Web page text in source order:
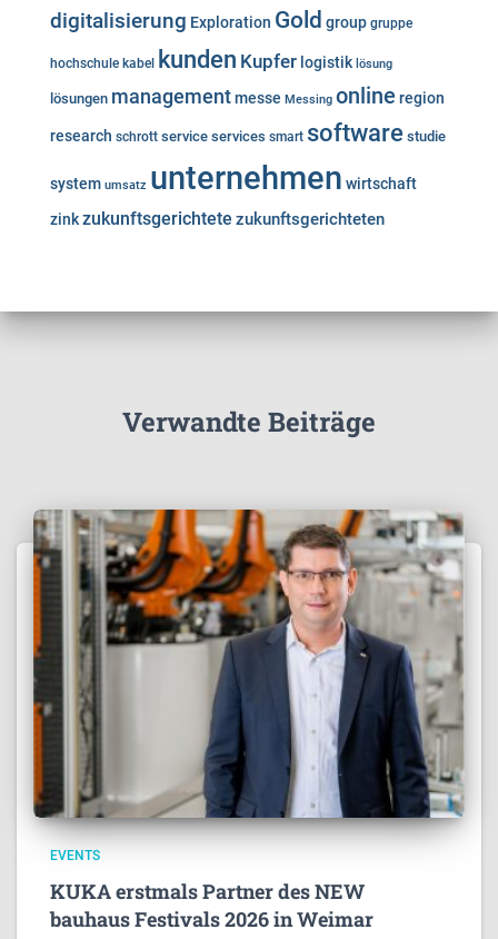
digitalisierung Exploration Gold group gruppe
hochschule kabel kunden Kupfer logistik lösung
lösungen managementmesse Messing online region
research schrott service services smart software studie
system umsatz unternehmen wirtschaft
zinkzukunftsgerichtete zukunftsgerichteten
Verwandte Beiträge
EVENTS
KUKA erstmals Partner des NEW
bauhaus Festivals 2026 in Weimar